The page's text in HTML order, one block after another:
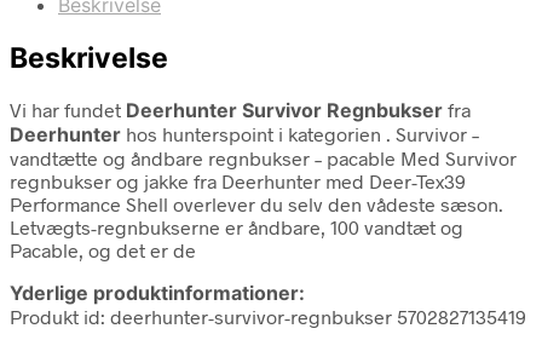
Beskrivelse
Beskrivelse
Vi har fundet Deerhunter Survivor Regnbukser fra
Deerhunter hos hunterspoint i kategorien . Survivor –
vandtætte og åndbare regnbukser – pacable Med Survivor
regnbukser og jakke fra Deerhunter med Deer-Tex39
Performance Shell overlever du selv den vådeste sæson.
Letvægts-regnbukserne er åndbare, 100 vandtæt og
Pacable, og det er de
Yderlige produktinformationer:
Produkt id: deerhunter-survivor-regnbukser 5702827135419